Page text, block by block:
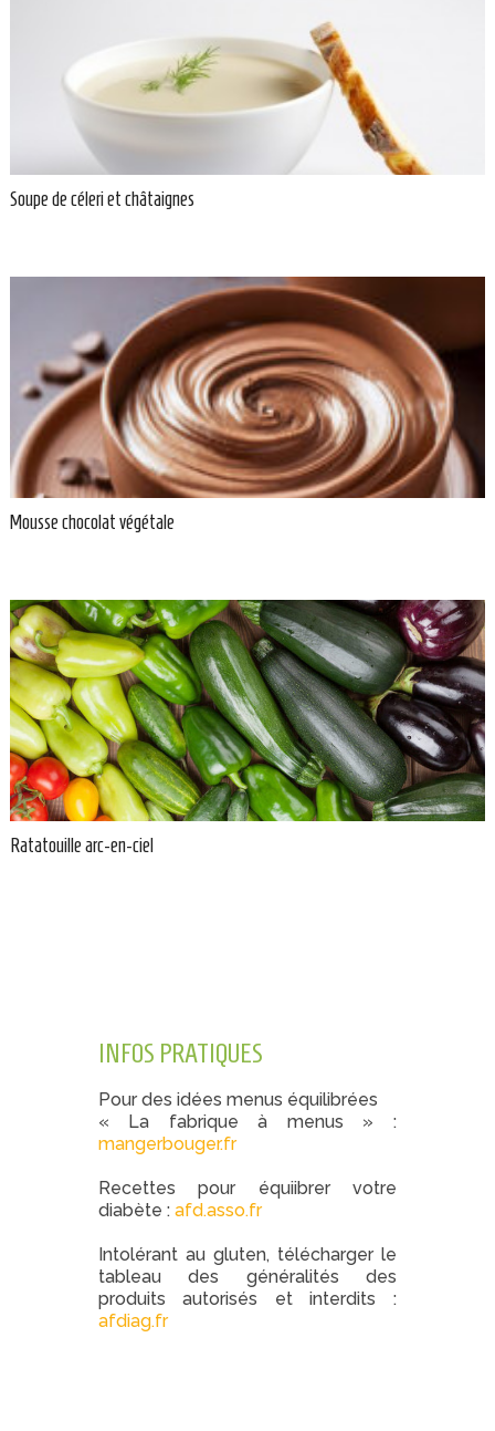
Soupe de céleri et châtaignes
Mousse chocolat végétale
Ratatouille arc-en-ciel
INFOS PRATIQUES
Pour des idées menus équilibrées
« La fabrique à menus » :
mangerbouger.fr
Recettes pour équiibrer votre
diabète : afd.asso.fr
Intolérant au gluten, télécharger le
tableau des généralités des
produits autorisés et interdits :
afdiag.fr